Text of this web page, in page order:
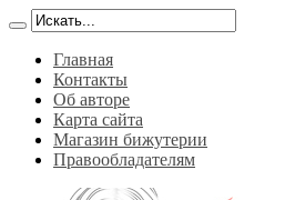
Главная
Контакты
Об авторе
Карта сайта
Магазин бижутерии
Правообладателям